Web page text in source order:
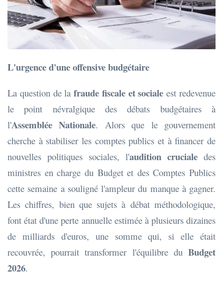
L'urgence d'une offensive budgétaire
La question de lafraude fiscale et sociale est redevenue
le point névralgique des débats budgétaires à
l'Assemblée Nationale. Alors que le gouvernement
cherche à stabiliser les comptes publics et à financer de
nouvelles politiques sociales, l'audition cruciale des
ministres en charge du Budget et des Comptes Publics
cette semaine a souligné l'ampleur du manque à gagner.
Les chiffres, bien que sujets à débat méthodologique,
font état d'une perte annuelle estimée à plusieurs dizaines
de milliards d'euros, une somme qui, si elle était
recouvrée, pourrait transformer l'équilibre du Budget
2026.